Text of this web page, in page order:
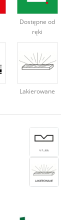
Dostępne od
ręki
Lakierowane